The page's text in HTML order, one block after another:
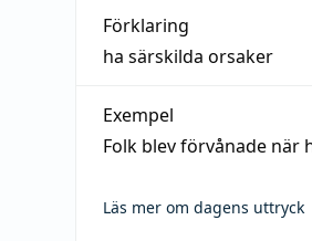
Förklaring
ha särskilda orsaker
Exempel
Folk blev förvånade när
Läs mer om dagens uttryck